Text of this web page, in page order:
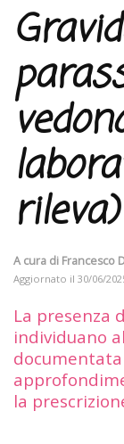
rileva)
A cura di Francesco
Aggiornato il 30/06/
La presenza
individuano
la